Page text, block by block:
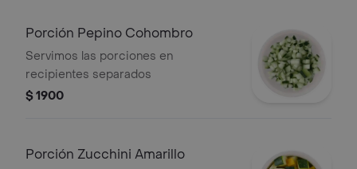
Porción Pepino Cohombro
Servimos las porciones en
recipientes separados
$ 1900
Porción Zucchini Amarillo